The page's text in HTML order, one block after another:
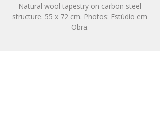
Natural wool tapestry on carbon steel
structure. 55 x 72 cm. Photos: Estúdio em
Obra.